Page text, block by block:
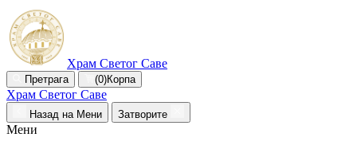
Храм Светог Саве
Претрага (0)Корпа
Храм Светог Саве
Назад на Мени Затворите
Мени